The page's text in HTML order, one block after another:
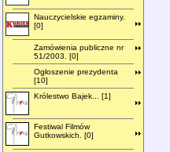
Nauczycielskie egzaminy.
[0]
Zamówienia publiczne nr
51/2003. [0]
Ogłoszenie prezydenta
[10]
Królestwo Bajek... [1]
Festiwal Filmów
Gutkowskich. [0]